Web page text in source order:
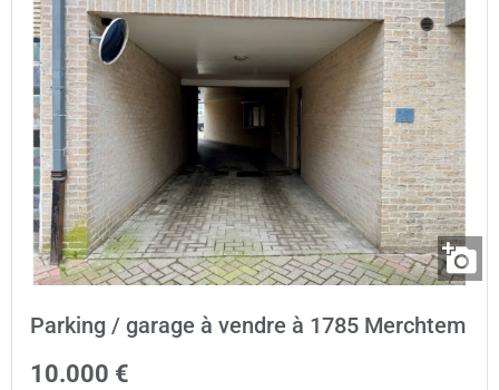
Parking / garage à vendre à 1785 Merchtem
10.000 €